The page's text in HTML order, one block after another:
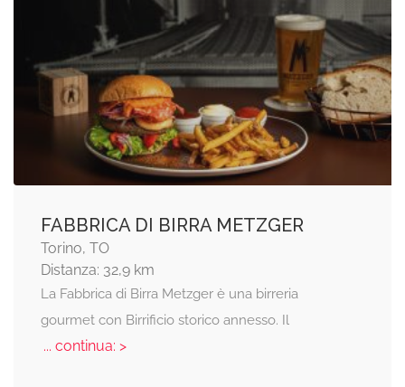
FABBRICA DI BIRRA METZGER
Torino, TO
Distanza: 32,9 km
La Fabbrica di Birra Metzger è una birreria
gourmet con Birrificio storico annesso. Il
... continua: >